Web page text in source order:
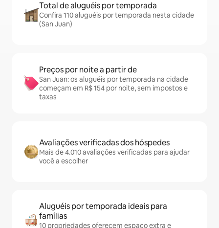
Total de aluguéis por temporada
Confira 110 aluguéis por temporada nesta cidade
(San Juan)
Preços por noite a partir de
San Juan: os aluguéis por temporada na cidade
começam em R$ 154 por noite, sem impostos e
taxas
Avaliações verificadas dos hóspedes
Mais de 4.010 avaliações verificadas para ajudar
você a escolher
Aluguéis por temporada ideais para
famílias
10 propriedades oferecem espaço extra e